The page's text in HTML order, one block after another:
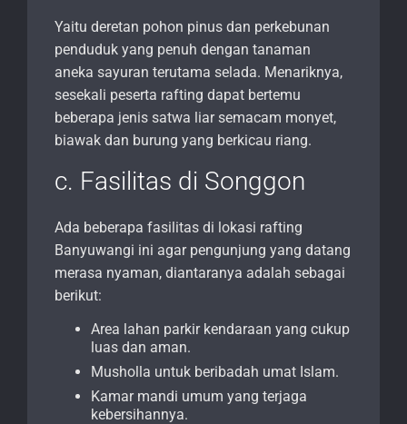
Yaitu deretan pohon pinus dan perkebunan
penduduk yang penuh dengan tanaman
aneka sayuran terutama selada. Menariknya,
sesekali peserta rafting dapat bertemu
beberapa jenis satwa liar semacam monyet,
biawak dan burung yang berkicau riang.
c. Fasilitas di Songgon
Ada beberapa fasilitas di lokasi rafting
Banyuwangi ini agar pengunjung yang datang
merasa nyaman, diantaranya adalah sebagai
berikut:
Area lahan parkir kendaraan yang cukup
luas dan aman.
Musholla untuk beribadah umat Islam.
Kamar mandi umum yang terjaga
kebersihannya.